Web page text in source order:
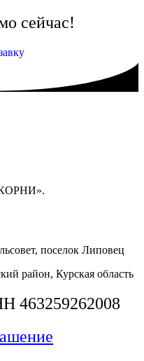
сейчас!
поселок Липовец
район, Курская область
463259262008